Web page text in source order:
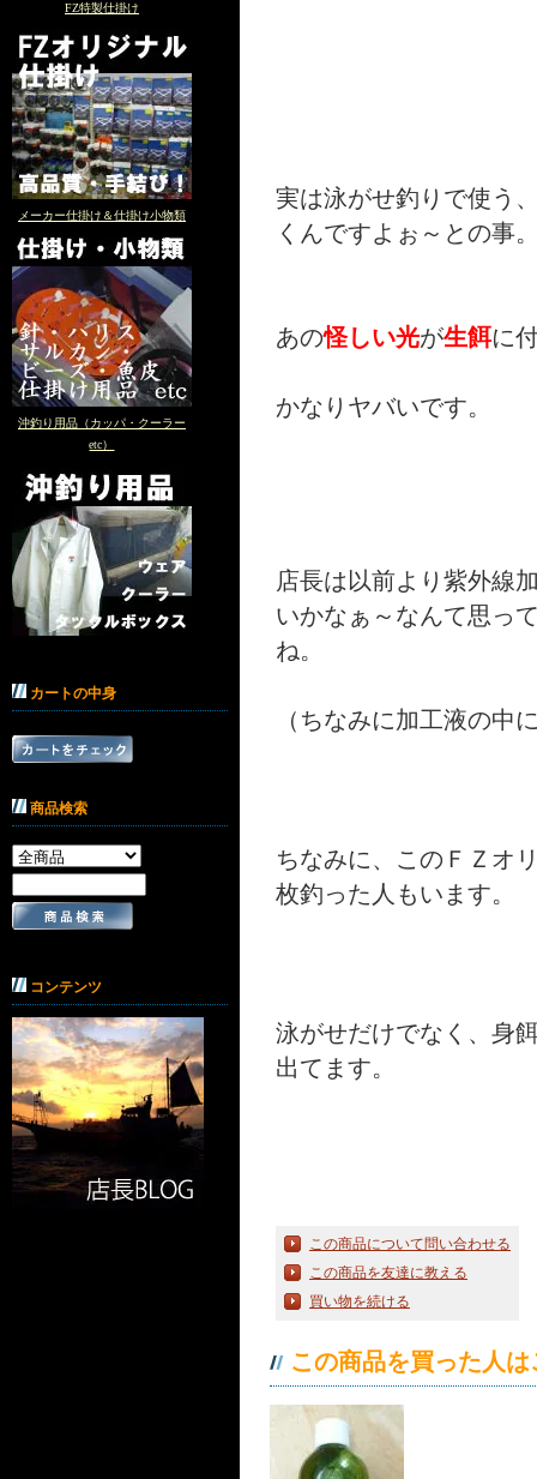
FZ特製仕掛け
メーカー仕掛け＆仕掛け小物類
沖釣り用品（カッパ・クーラー
etc）
カートの中身
商品検索
コンテンツ
実は泳がせ釣りで使う
くんですよぉ～との事
あの怪しい光が生餌に
かなりヤバいです。
店長は以前より紫外線
いかなぁ～なんて思っ
ね。
（ちなみに加工液の中
ちなみに、このＦＺオ
枚釣った人もいます。
泳がせだけでなく、身
出てます。
この商品について問い合わせる
この商品を友達に教える
買い物を続ける
この商品を買った人